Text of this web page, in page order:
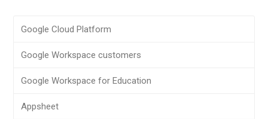
Google Cloud Platform
Google Workspace customers
Google Workspace for Education
Appsheet